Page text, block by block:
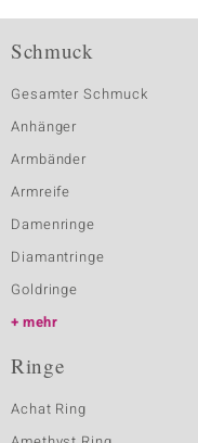
Schmuck
Gesamter Schmuck
Anhänger
Armbänder
Armreife
Damenringe
Diamantringe
Goldringe
mehr
Ringe
Achat Ring